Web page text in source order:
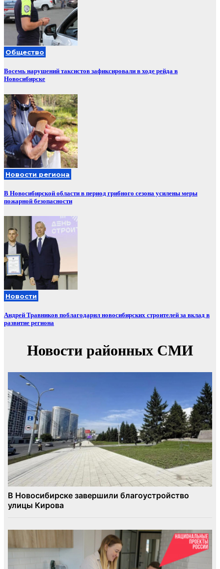
Общество
Восемь нарушений таксистов зафиксировали в ходе рейда в
Новосибирске
Новости региона
В Новосибирской области в период грибного сезона усилены меры
пожарной безопасности
Новости
Андрей Травников поблагодарил новосибирских строителей за вклад в
развитие региона